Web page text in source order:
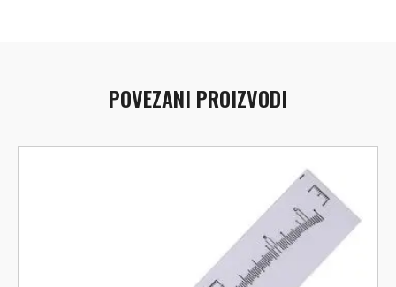
POVEZANI PROIZVODI